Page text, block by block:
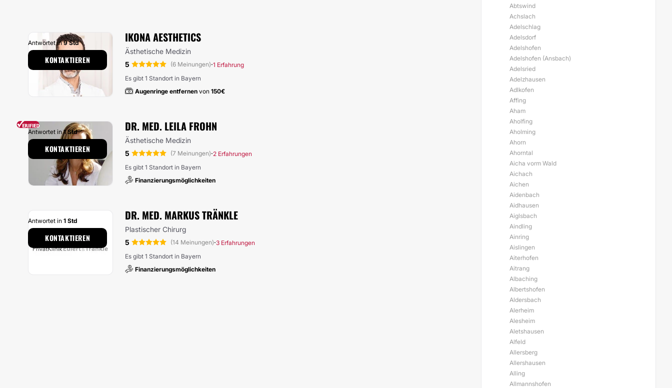
IKONA AESTHETICS
Ästhetische Medizin
5
(6 Meinungen)·1 Erfahrung
Es gibt 1 Standort in Bayern
Augenringe entfernen von 150€
Antwortet in9 Std
KONTAKTIEREN
DR. MED. LEILA FROHN
Ästhetische Medizin
5
(7 Meinungen)·2 Erfahrungen
Es gibt 1 Standort in Bayern
Finanzierungsmöglichkeiten
Antwortet in1 Std
KONTAKTIEREN
DR. MED. MARKUS TRÄNKLE
Plastischer Chirurg
5
(14 Meinungen)·3 Erfahrungen
Es gibt 1 Standort in Bayern
Finanzierungsmöglichkeiten
Antwortet in 1 Std
KONTAKTIEREN
Abtswind
Achslach
Adelschlag
Adelsdorf
Adelshofen
Adelshofen (Ansbach)
Adelsried
Adelzhausen
Adlkofen
Affing
Aham
Aholfing
Aholming
Ahorn
Ahorntal
Aicha vorm Wald
Aichach
Aichen
Aidenbach
Aidhausen
Aiglsbach
Aindling
Ainring
Aislingen
Aiterhofen
Aitrang
Albaching
Albertshofen
Aldersbach
Alerheim
Alesheim
Aletshausen
Alfeld
Allersberg
Allershausen
Alling
Allmannshofen